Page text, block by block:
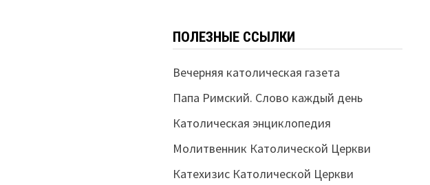
ПОЛЕЗНЫЕ ССЫЛКИ
Вечерняя католическая газета
Папа Римский. Слово каждый день
Католическая энциклопедия
Молитвенник Католической Церкви
Катехизис Католической Церкви